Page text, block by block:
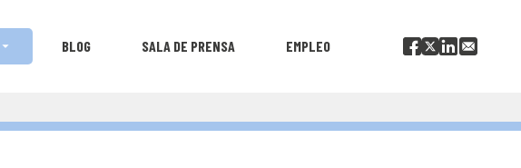
BLOG SALA DE PRENSA EMPLEO